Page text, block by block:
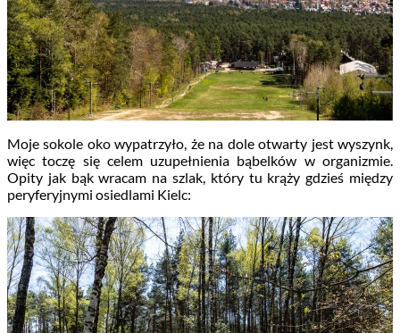
Moje sokole oko wypatrzyło, że na dole otwarty jest wyszynk,
więc toczę się celem uzupełnienia bąbelków w organizmie.
Opity jak bąk wracam na szlak, który tu krąży gdzieś między
peryferyjnymi osiedlami Kielc: